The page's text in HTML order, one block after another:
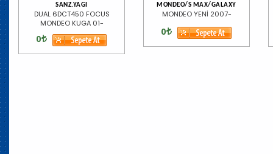
SANZ.YAGI
DUAL 6DCT450 FOCUS
MONDEO KUGA 01-
0
MONDEO/S MAX/GALAXY
MONDEO YENİ 2007-
0